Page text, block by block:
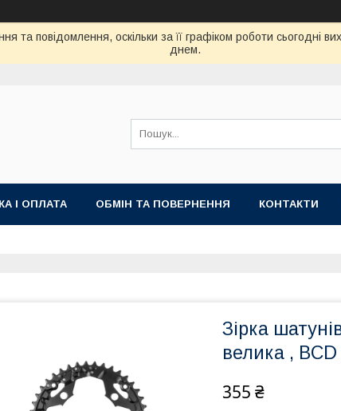
та повідомлення, оскільки за її графіком роботи сьогодні
днем.
І ОПЛАТА ОБМІН ТА ПОВЕРНЕННЯ КОНТАКТИ
Зірка
велика ,
355 ₴